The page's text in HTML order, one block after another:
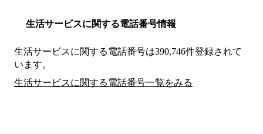
生活サービスに関する電話番号情報
生活サービスに関する電話番号は390,746件登録されて
います。
生活サービスに関する電話番号一覧をみる